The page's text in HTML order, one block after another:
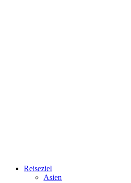
Reiseziel
Asien